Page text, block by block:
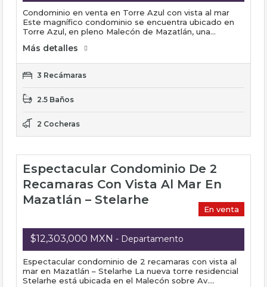
Condominio en venta en Torre Azul con vista al mar
Este magnífico condominio se encuentra ubicado en
Torre Azul, en pleno Malecón de Mazatlán, una…
Más detalles
3 Recámaras
2.5 Baños
2 Cocheras
Espectacular Condominio De 2
Recamaras Con Vista Al Mar En
Mazatlán – Stelarhe
En venta
$12,303,000 MXN - Departamento
Espectacular condominio de 2 recamaras con vista al
mar en Mazatlán – Stelarhe La nueva torre residencial
Stelarhe está ubicada en el Malecón sobre Av.…